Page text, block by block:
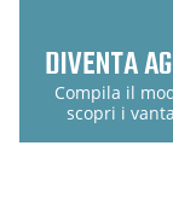
DIVENTA
Compila il
scopri i